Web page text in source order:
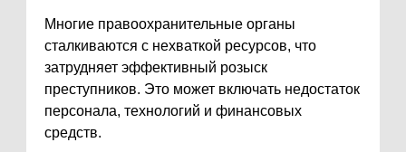
Многие правоохранительные органы
сталкиваются с нехваткой ресурсов, что
затрудняет эффективный розыск
преступников. Это может включать недостаток
персонала, технологий и финансовых
средств.